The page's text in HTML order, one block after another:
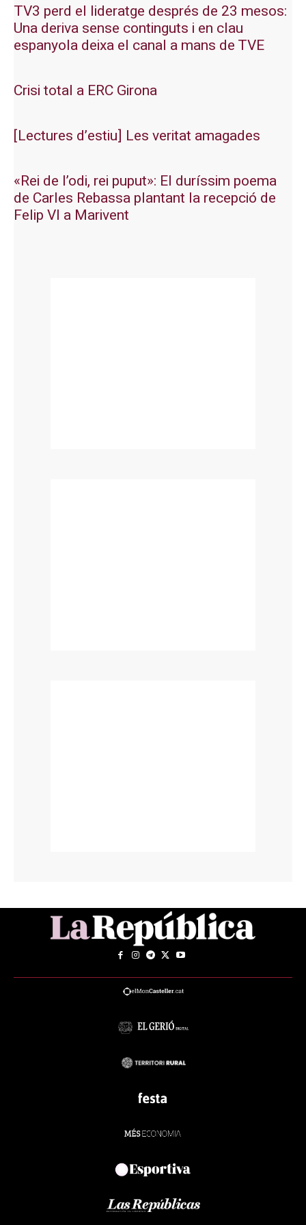
TV3 perd el lideratge després de 23 mesos:
Una deriva sense continguts i en clau
espanyola deixa el canal a mans de TVE
Crisi total a ERC Girona
[Lectures d’estiu] Les veritat amagades
«Rei de l’odi, rei puput»: El duríssim poema
de Carles Rebassa plantant la recepció de
Felip VI a Marivent